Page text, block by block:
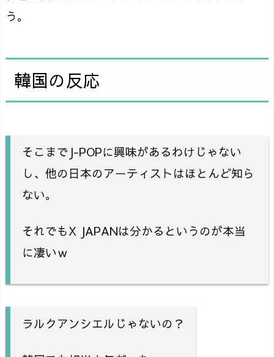
う。
韓国の反応
そこまでJ-POPに興味があるわけじゃない
し、他の日本のアーティストはほとんど知ら
ない。
それでもX JAPANは分かるというのが本当
に凄いｗ
ラルクアンシエルじゃないの？